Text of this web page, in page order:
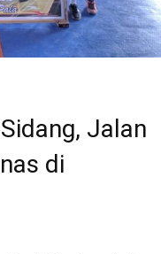
Jalan
di